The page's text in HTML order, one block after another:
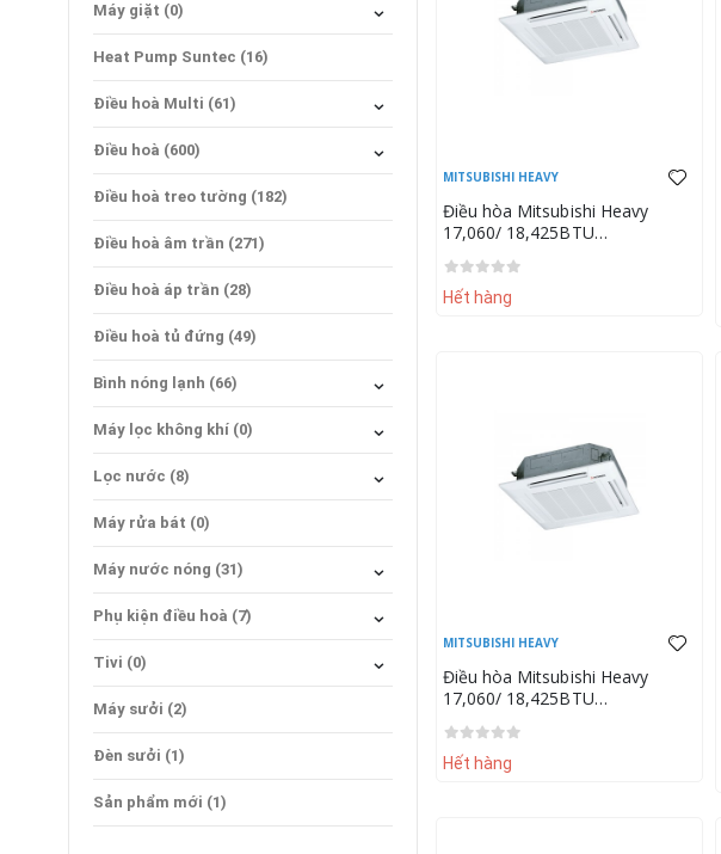
Máy giặt (0)
Heat Pump Suntec (16)
Điều hoà Multi (61)
Điều hoà (600)
Điều hoà treo tường (182)
Điều hoà âm trần (271)
Điều hoà áp trần (28)
Điều hoà tủ đứng (49)
Bình nóng lạnh (66)
Máy lọc không khí (0)
Lọc nước (8)
Máy rửa bát (0)
Máy nước nóng (31)
Phụ kiện điều hoà (7)
Tivi (0)
Máy sưởi (2)
Đèn sưởi (1)
Sản phẩm mới (1)
MITSUBISHI HEAVY
Điều hòa Mitsubishi Heavy
17,060/ 18,425BTU
T-PSA-5AW-E)
Hết hàng
MITSUBISHI HEAVY
Điều hòa Mitsubishi Heavy
17,060/ 18,425BTU
T-PSA-5AW-E)
Hết hàng